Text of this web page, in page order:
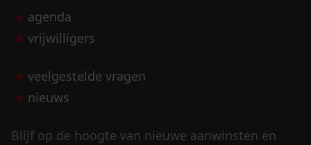
agenda
vrijwilligers
veelgestelde vragen
nieuws
Blijf op de hoogte van nieuwe aanwinsten en